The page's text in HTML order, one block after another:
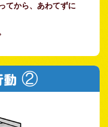
てから、あわてずに
②